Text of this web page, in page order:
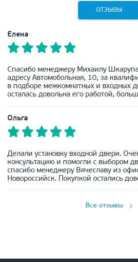
ОТЗЫВЫ
Елена
Спасибо менеджеру Михаилу
адресу Автомобольная, 10, за
в подборе межкомнатных и входных
осталась довольна его работой,
Ольга
Делали установку входной двери.
консультацию и помогли с выбором
спасибо менеджеру Вячеславу из
Новороссийск. Покупкой остались
Все отзывы